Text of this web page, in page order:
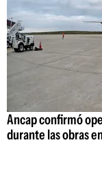
Ancap confirmó
durante las obras